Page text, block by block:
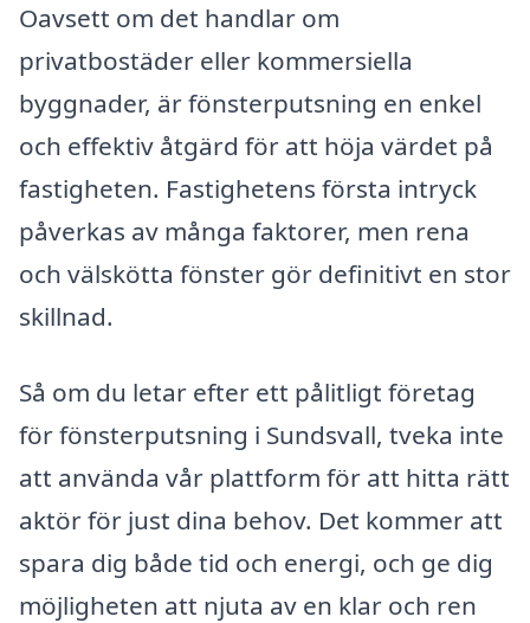
Oavsett om det handlar om
privatbostäder eller kommersiella
byggnader, är fönsterputsning en enkel
och effektiv åtgärd för att höja värdet på
fastigheten. Fastighetens första intryck
påverkas av många faktorer, men rena
och välskötta fönster gör definitivt en stor
skillnad.
Så om du letar efter ett pålitligt företag
för fönsterputsning i Sundsvall, tveka inte
att använda vår plattform för att hitta rätt
aktör för just dina behov. Det kommer att
spara dig både tid och energi, och ge dig
möjligheten att njuta av en klar och ren